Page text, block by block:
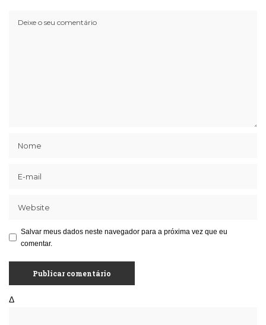
Salvar meus dados neste navegador para a próxima vez que eu
comentar.
Δ